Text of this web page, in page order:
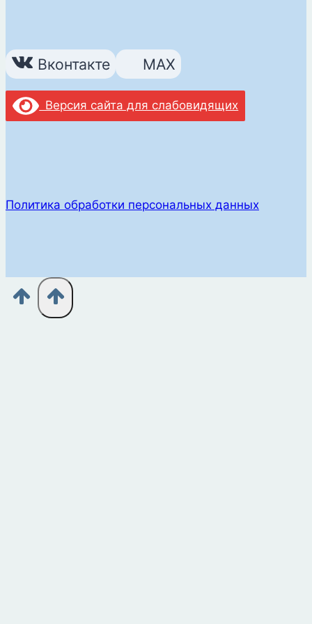
Вконтакте MAX
Версия сайта для слабовидящих
Политика обработки персональных данных